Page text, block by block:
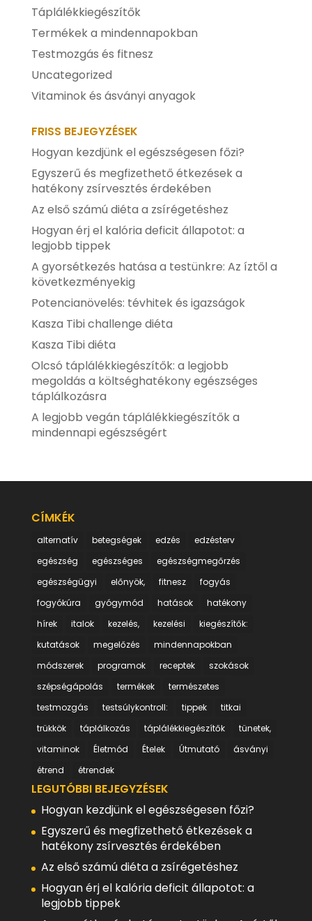
Táplálékkiegészítők
Termékek a mindennapokban
Testmozgás és fitnesz
Uncategorized
Vitaminok és ásványi anyagok
FRISS BEJEGYZÉSEK
Hogyan kezdjünk el egészségesen főzi?
Egyszerű és megfizethető étkezések a
hatékony zsírvesztés érdekében
Az első számú diéta a zsírégetéshez
Hogyan érj el kalória deficit állapotot: a
legjobb tippek
A gyorsétkezés hatása a testünkre: Az íztől a
következményekig
Potencianövelés: tévhitek és igazságok
Kasza Tibi challenge diéta
Kasza Tibi diéta
Olcsó táplálékkiegészítők: a legjobb
megoldás a költséghatékony egészséges
táplálkozásra
A legjobb vegán táplálékkiegészítők a
mindennapi egészségért
CÍMKÉK
alternatív betegségek edzés
edzésterv
egészség
egészséges
egészségmegőrzés
egészségügyi
előnyök, fitnesz
fogyás
fogyókúra
gyógymód hatások
hatékony
hírek
italok kezelés, kezelési
kiegészítők:
kutatások
megelőzés
mindennapokban
módszerek
programok receptek
szokások
szépségápolás
termékek
természetes
testmozgás
testsúlykontroll: tippek
titkai
trükkök
táplálkozás táplálékkiegészítők
tünetek,
vitaminok
Életmód Ételek Útmutató
ásványi
étrend
étrendek
LEGUTÓBBI BEJEGYZÉSEK
Hogyan kezdjünk el egészségesen főzi?
Egyszerű és megfizethető étkezések a
hatékony zsírvesztés érdekében
Az első számú diéta a zsírégetéshez
Hogyan érj el kalória deficit állapotot: a
legjobb tippek